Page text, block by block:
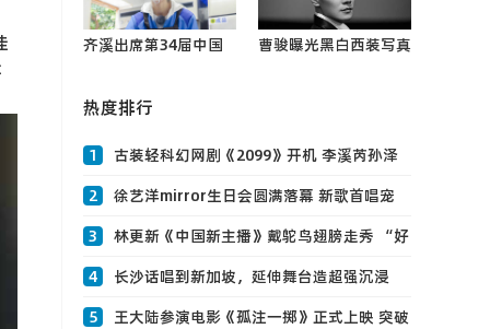
齐溪出席第34届中国
出任班0
曹骏曝光黑白西装写真
热度排行
1
古装轻科幻网剧《2099》开机 李溪芮孙泽
源演绎九世AI甜恋
2
徐艺洋mirror生日会圆满落幕 新歌首唱宠
粉互动现场惊喜不断0
3
林更新《中国新主播》戴鸵鸟翅膀走秀 “好
戏”不停引热议
4
长沙话唱到新加坡，延伸舞台造超强沉浸
感，张艺兴大航海新加坡站人气爆棚！！！
5
王大陆参演电影《孤注一掷》正式上映 突破